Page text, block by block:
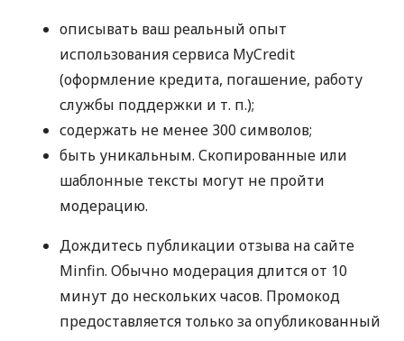
описывать ваш реальный опыт
использования сервиса MyCredit
(оформление кредита, погашение, работу
службы поддержки и т. п.);
содержать не менее 300 символов;
быть уникальным. Скопированные или
шаблонные тексты могут не пройти
модерацию.
Дождитесь публикации отзыва на сайте
Minfin. Обычно модерация длится от 10
минут до нескольких часов. Промокод
предоставляется только за опубликованный